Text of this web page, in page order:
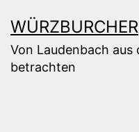
Inhalt
springen
WÜRZBURCHER
Von Laudenbach aus
betrachten